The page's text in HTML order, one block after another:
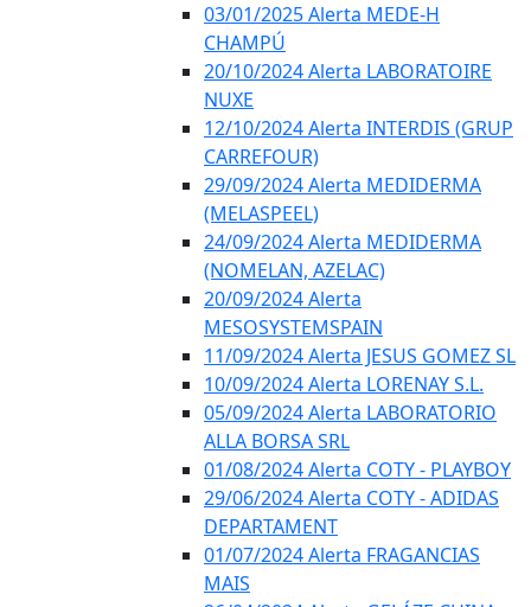
03/01/2025 Alerta MEDE-H
CHAMPÚ
20/10/2024 Alerta LABORATOIRE
NUXE
12/10/2024 Alerta INTERDIS (GRUP
CARREFOUR)
29/09/2024 Alerta MEDIDERMA
(MELASPEEL)
24/09/2024 Alerta MEDIDERMA
(NOMELAN, AZELAC)
20/09/2024 Alerta
MESOSYSTEMSPAIN
11/09/2024 Alerta JESUS GOMEZ SL
10/09/2024 Alerta LORENAY S.L.
05/09/2024 Alerta LABORATORIO
ALLA BORSA SRL
01/08/2024 Alerta COTY - PLAYBOY
29/06/2024 Alerta COTY - ADIDAS
DEPARTAMENT
01/07/2024 Alerta FRAGANCIAS
MAIS